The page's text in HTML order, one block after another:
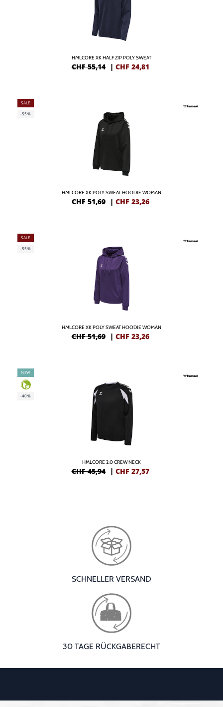
HMLCORE XK HALF ZIP POLY SWEAT
CHF 55,14 | CHF 24,81
SALE
-55%
HMLCORE XK POLY SWEAT HOODIE WOMAN
CHF 51,69 | CHF 23,26
SALE
-55%
HMLCORE XK POLY SWEAT HOODIE WOMAN
CHF 51,69 | CHF 23,26
NEW
-40%
HMLCORE 2.0 CREW NECK
CHF 45,94 | CHF 27,57
SCHNELLER VERSAND
30 TAGE RÜCKGABERECHT